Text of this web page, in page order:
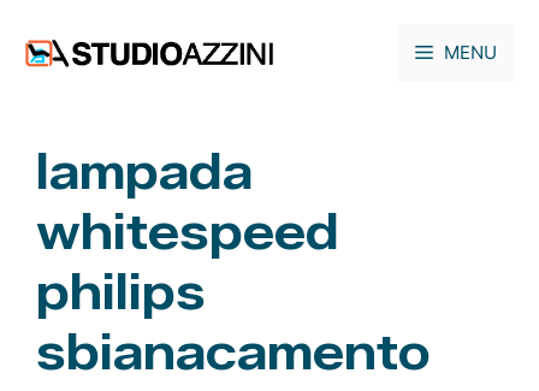
contenuto
MENU
lampada
whitespeed
philips
sbianacamento